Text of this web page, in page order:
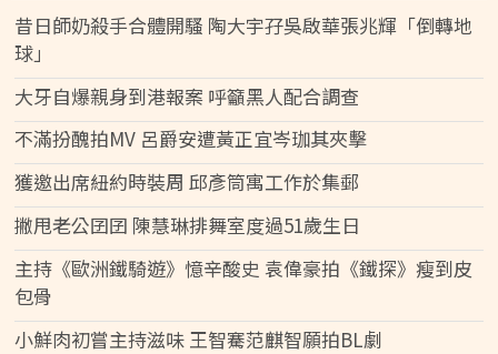
昔日師奶殺手合體開騷 陶大宇孖吳啟華張兆輝「倒轉地
球」
大牙自爆親身到港報案 呼籲黑人配合調查
不滿扮醜拍MV 呂爵安遭黃正宜岑珈其夾擊
獲邀出席紐約時裝周 邱彥筒寓工作於集郵
撇甩老公囝囝 陳慧琳排舞室度過51歲生日
主持《歐洲鐵騎遊》憶辛酸史 袁偉豪拍《鐵探》瘦到皮
包骨
小鮮肉初嘗主持滋味 王智騫范麒智願拍BL劇